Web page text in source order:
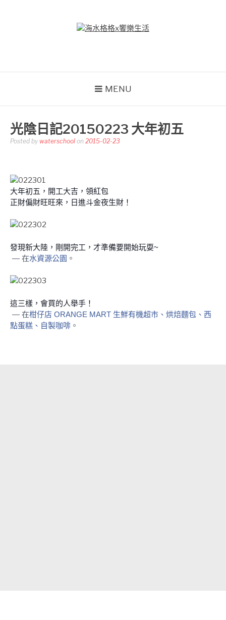
MENU
光陰日記20150223 大年初五
Posted by waterschool on 2015-02-23
大年初五，開工大吉，領紅包
正財偏財旺旺來，日進斗金夜生財！
發現新大陸，剛開完工，才準備要開始玩耍~
— 在水資源公園 。
這三樣，會買的人舉手！
— 在柑仔店 ORANGE MART 生鮮有機超市、烘焙麵包、西
點蛋糕、自製咖啡 。